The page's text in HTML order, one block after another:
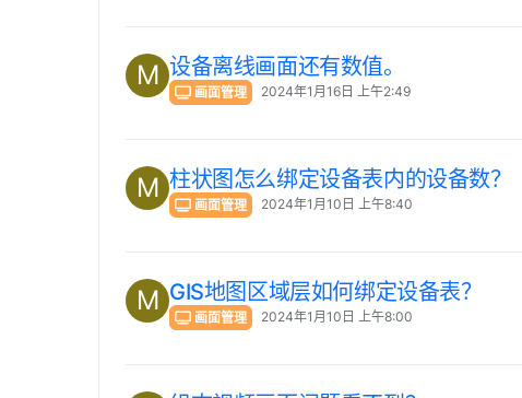
M 设备离线画面还有数值。
画面管理 2024年1月16日 上午2:49
M 柱状图怎么绑定设备表内的设备数？
画面管理 2024年1月10日 上午8:40
M GIS地图区域层如何绑定设备表？
画面管理 2024年1月10日 上午8:00